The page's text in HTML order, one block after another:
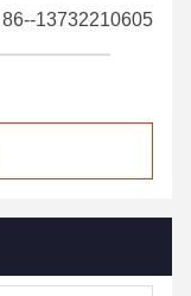
86--13732210605